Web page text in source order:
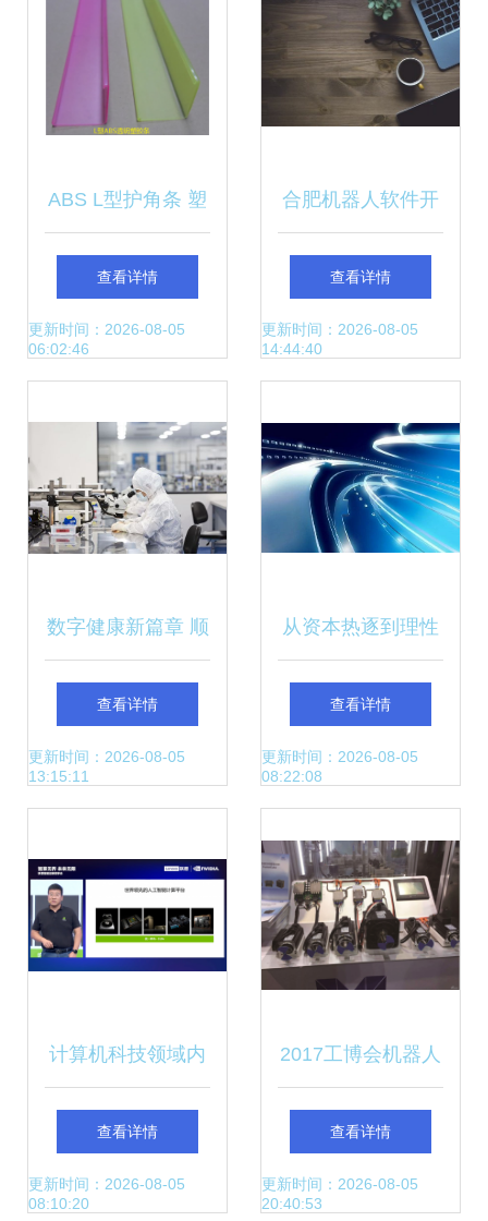
ABS L型护角条 塑
胶挤出加工在计算
机科技领域的技术
查看详情
更新时间：2026-08-05
06:02:46
合肥机器人软件开
发公司 引领计算机
科技领域内的技术
查看详情
更新时间：2026-08-05
14:44:40
数字健康新篇章 顺
义区以计算机科技
创新驱动医药产业
查看详情
更新时间：2026-08-05
13:15:11
从资本热逐到理性
回归 区块链技术的
跌宕十年
查看详情
更新时间：2026-08-05
08:22:08
计算机科技领域内
的技术开发 创新与
挑战
查看详情
更新时间：2026-08-05
08:10:20
2017工博会机器人
展 新科技繁花入
眼，智能制造近在
查看详情
更新时间：2026-08-05
20:40:53